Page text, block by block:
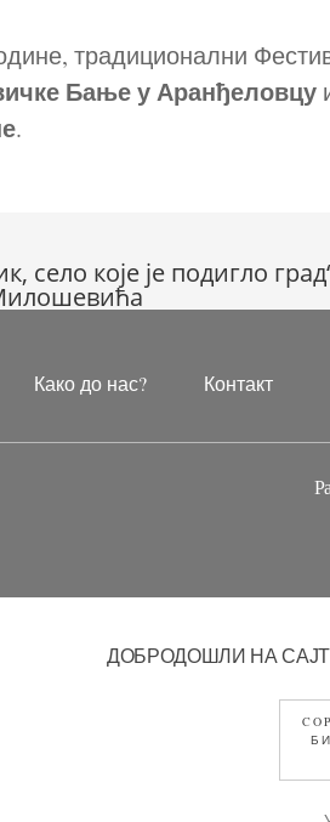
традиционални
Бање у Аранђеловцу
.
село које је подигло
Како до нас? Контакт
ДОБРОДОШЛИ НА